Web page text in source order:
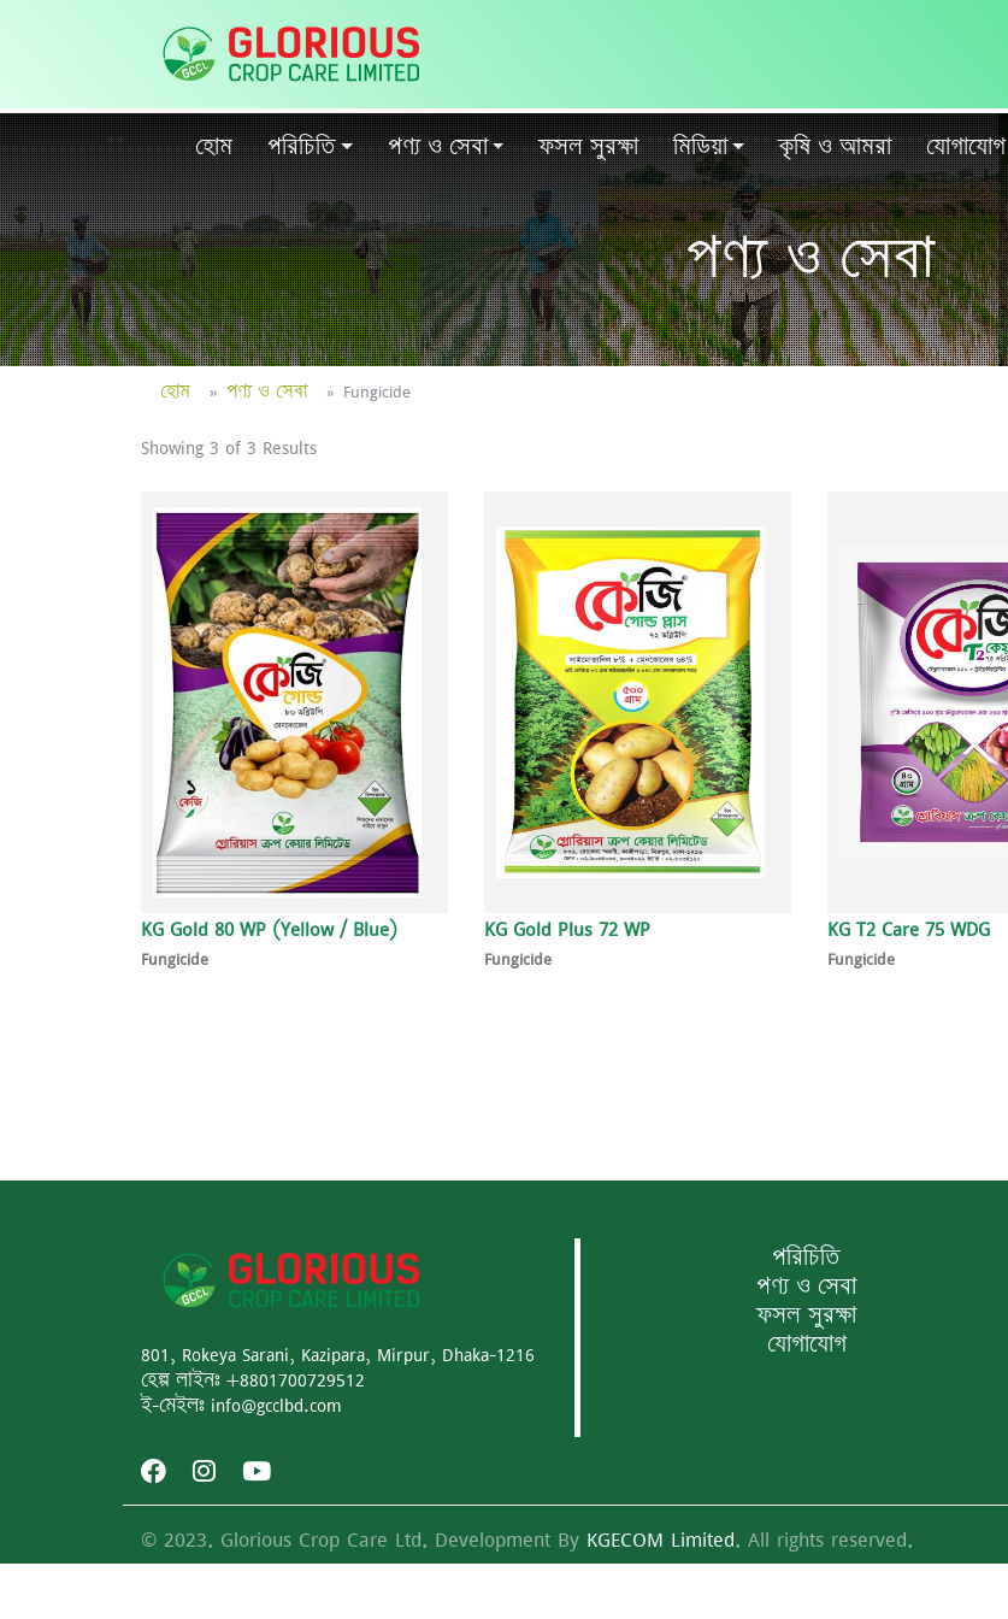
হোম পরিচিতি পণ্য ও সেবা ফসল সুরক্ষা মিডিয়া কৃষি ও আমরা যোগাযোগ
পণ্য ও সেবা
হোম পণ্য ও সেবা Fungicide
Showing 3 of 3 Results
KG Gold 80 WP (Yellow / Blue)
Fungicide
KG Gold Plus 72 WP
Fungicide
KG T2 Care 75 WDG
Fungicide
801, Rokeya Sarani, Kazipara, Mirpur, Dhaka-1216
হেল্প লাইনঃ +8801700729512
ই-মেইলঃ info@gcclbd.com
পরিচিতি
পণ্য ও সেবা
ফসল সুরক্ষা
যোগাযোগ
© 2023. Glorious Crop Care Ltd. Development By KGECOM Limited. All rights reserved.